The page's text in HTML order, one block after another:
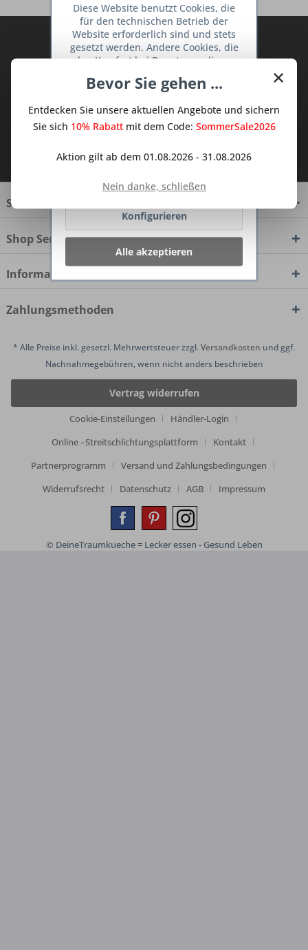
Abonnieren Sie den kostenlosen Deine
TraumKüche Newsletter und verpassen
dem Traum Küchen - Shop.
zur Kenntnis genommen.
Service Hotline
Shop Service
Informationen
Zahlungsmethoden
* Alle Preise inkl. gesetzl. Mehrwertsteuer zzgl.Versandkosten und ggf.
Nachnahmegebühren, wenn nicht anders beschrieben
Vertrag widerrufen
Cookie-Einstellungen
Händler-Login
Online –Streitschlichtungsplattform
Kontakt
Partnerprogramm
Versand und Zahlungsbedingungen
Widerrufsrecht
Datenschutz AGB Impressum
© DeineTraumkueche = Lecker essen - Gesund Leben
×
Bevor Sie gehen ...
Entdecken Sie unsere aktuellen Angebote und sichern
Sie sich 10% Rabattmit dem Code: SommerSale2026
Aktion gilt ab dem 01.08.2026 - 31.08.2026
Nein danke, schließen
Diese Website benutzt Cookies, die
für den technischen Betrieb der
Website erforderlich sind und stets
gesetzt werden. Andere Cookies, die
den Komfort bei Benutzung dieser
dienen oder die Interaktion mit
Netzwerken vereinfachen sollen,
werden nur mit Ihrer Zustimmung
Ablehnen
Konfigurieren
Alle akzeptieren